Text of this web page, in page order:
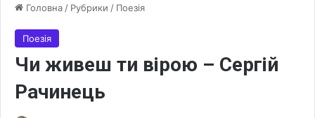
Головна / Рубрики / Поезія
Поезія
Чи живеш ти вірою – Сергій
Рачинець